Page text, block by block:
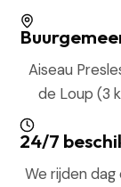
Aiseau
de Loup (3
24/7
We rijden dag